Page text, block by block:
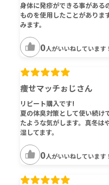
身体に発疹ができる事がある
ものを使用したことがありま
みます。
0人がいいねしています！
痩せマッチぉじさん
リピート購入です!
夏の体臭対策として使い続け
たような気がします。真冬は
湿してます。
0人がいいねしています！